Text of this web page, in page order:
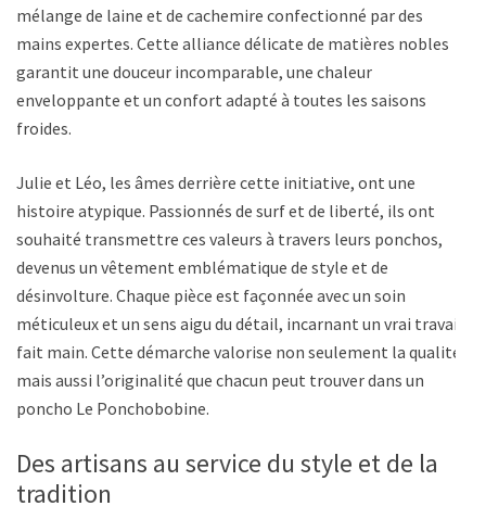
mélange de laine et de cachemire confectionné par des
mains expertes. Cette alliance délicate de matières nobles
garantit une douceur incomparable, une chaleur
enveloppante et un confort adapté à toutes les saisons
froides.
Julie et Léo, les âmes derrière cette initiative, ont une
histoire atypique. Passionnés de surf et de liberté, ils ont
souhaité transmettre ces valeurs à travers leurs ponchos,
devenus un vêtement emblématique de style et de
désinvolture. Chaque pièce est façonnée avec un soin
méticuleux et un sens aigu du détail, incarnant un vrai travail
fait main. Cette démarche valorise non seulement la qualité,
mais aussi l’originalité que chacun peut trouver dans un
poncho Le Ponchobobine.
Des artisans au service du style et de la
tradition